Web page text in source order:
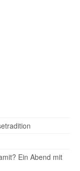
Ein Abend mit